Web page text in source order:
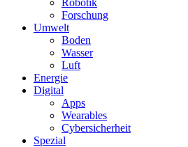
Robotik
Forschung
Umwelt
Boden
Wasser
Luft
Energie
Digital
Apps
Wearables
Cybersicherheit
Spezial